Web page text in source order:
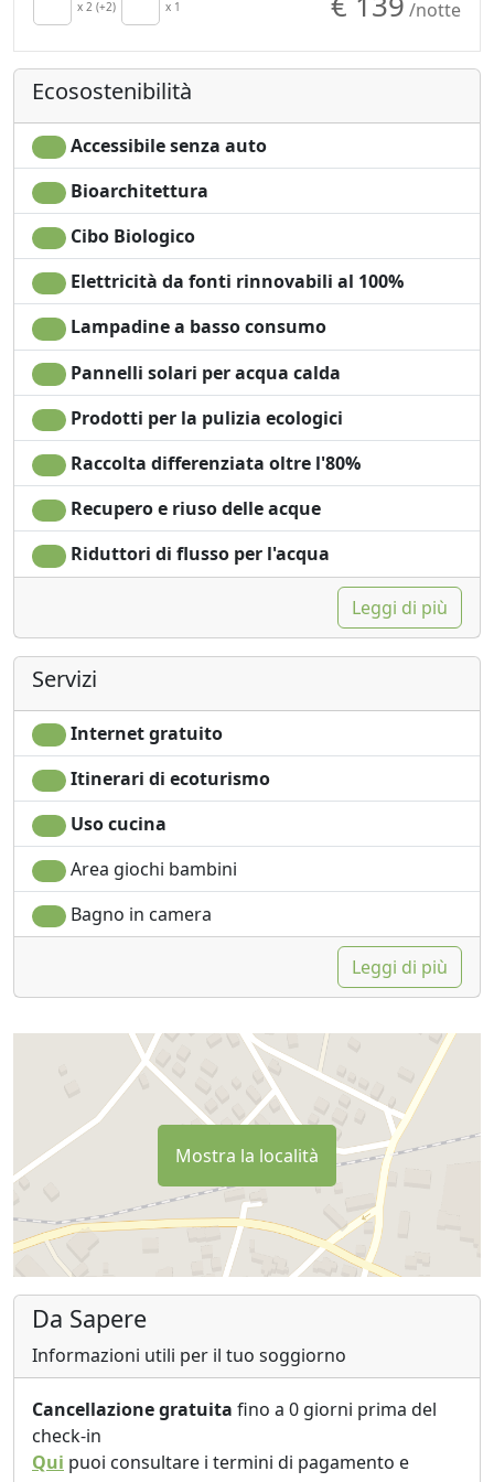
Cucina
Terrazza
Asciugamani
Lenzuola
Armadio o
Guardaroba
Scrivania
Divano
Tavolo da pranzo
Doccia
no monodose
Vista Montagna
Vista panoramica
indipendente
x 2 (+2) x 1 /notte
Ecosostenibilità
Accessibile senza auto
Bioarchitettura
Cibo Biologico
Elettricità da fonti rinnovabili al 100%
Lampadine a basso consumo
Pannelli solari per acqua calda
Prodotti per la pulizia ecologici
Raccolta differenziata oltre l'80%
Recupero e riuso delle acque
Riduttori di flusso per l'acqua
Leggi di più
Servizi
Internet gratuito
Itinerari di ecoturismo
Uso cucina
Area giochi bambini
Bagno in camera
Leggi di più
Mostra la località
Da Sapere
Informazioni utili per il tuo soggiorno
Cancellazione gratuita fino a 0 giorni prima del
check-in
Qui puoi consultare i termini di pagamento e